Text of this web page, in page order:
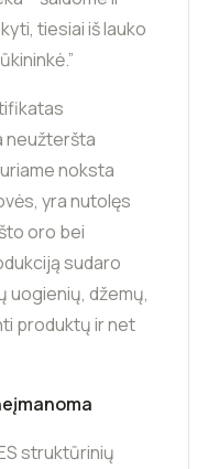
tiesiai iš lauko
neužteršta
noksta
yra nutolęs
oro bei
sudaro
uogienių, džemų,
produktų ir net
struktūrinių